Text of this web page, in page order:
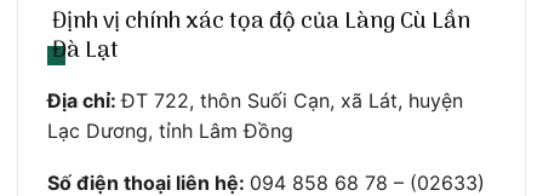
Định vị chính xác tọa độ của Làng Cù Lần
Đà Lạt
Địa chỉ:ĐT 722, thôn Suối Cạn, xã Lát, huyện
Lạc Dương, tỉnh Lâm Đồng
Số điện thoại liên hệ: 094 858 68 78 – (02633)